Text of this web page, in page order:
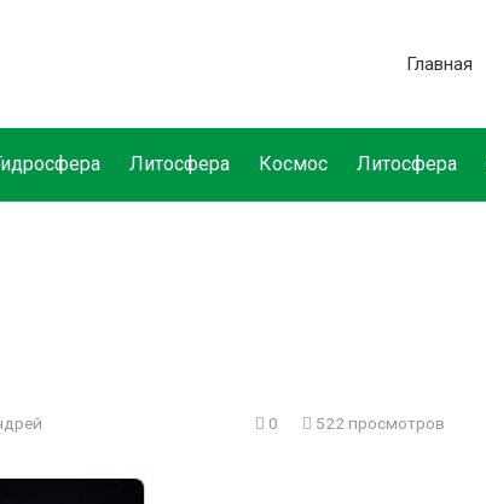
Главная
Литосфера Космос Литосфера
0 522 просмотров